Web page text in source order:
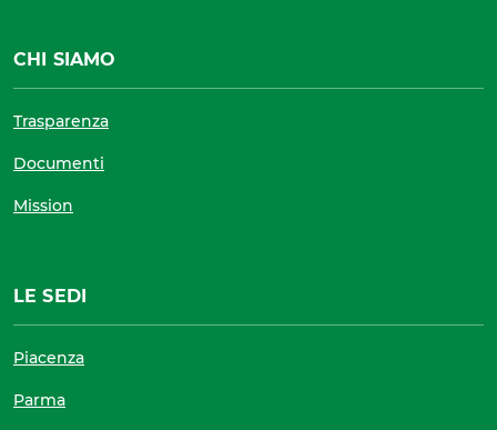
CHI SIAMO
Trasparenza
Documenti
Mission
LE SEDI
Piacenza
Parma